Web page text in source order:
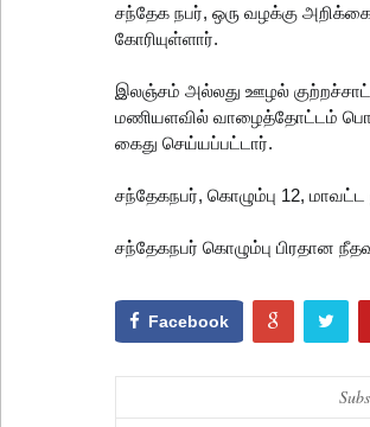
சந்தேக நபர், ஒரு வழக்கு
கோரியுள்ளார்.
இலஞ்சம் அல்லது ஊழல்
மணியளவில் வாழைத்தோட்டம்
கைது செய்யப்பட்டார்.
சந்தேகநபர், கொழும்பு 12,
சந்தேகநபர் கொழும்பு பிரதான
Facebook